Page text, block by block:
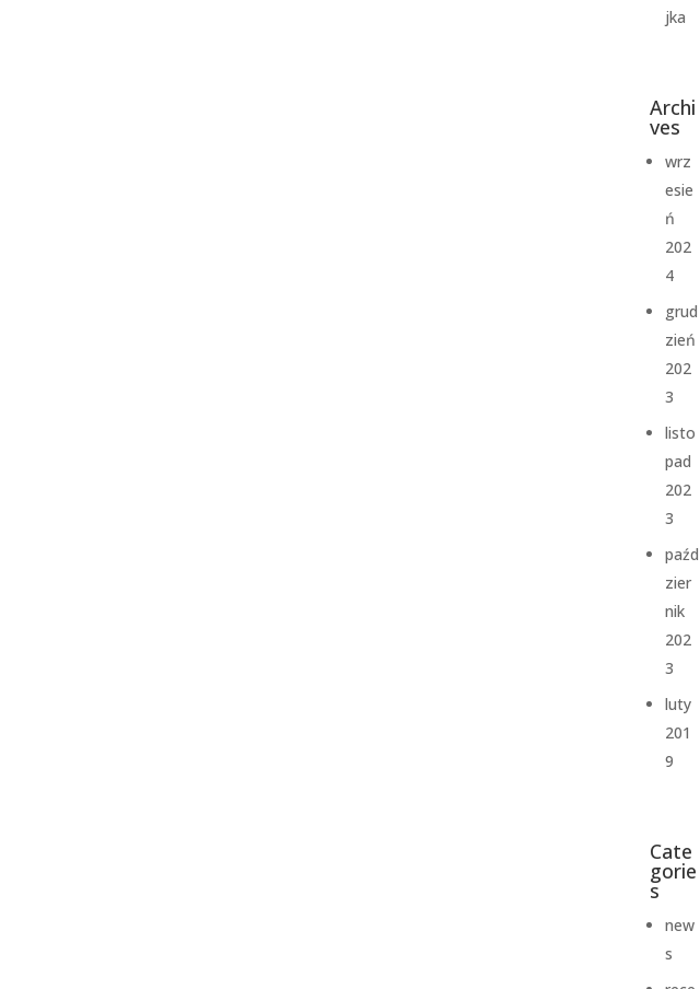
jka
Archi
ves
wrz
esie
ń
202
4
grud
zień
202
3
listo
pad
202
3
paźd
zier
nik
202
3
luty
201
9
Cate
gorie
s
new
s